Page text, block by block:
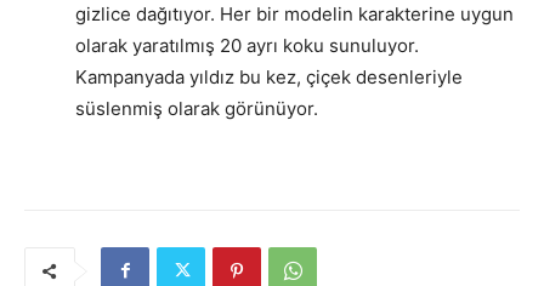
gizlice dağıtıyor. Her bir modelin karakterine uygun
olarak yaratılmış 20 ayrı koku sunuluyor.
Kampanyada yıldız bu kez, çiçek desenleriyle
süslenmiş olarak görünüyor.